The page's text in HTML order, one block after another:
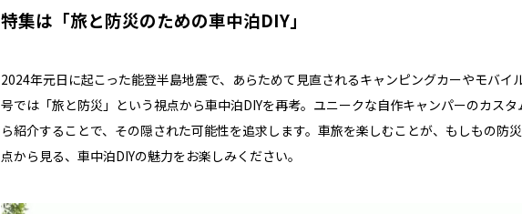
特集は「旅と防災のための車中泊DIY」
2024年元日に起こった能登半島地震で、あらためて見直されるキャンピングカーやモバイ
号では「旅と防災」という視点から車中泊DIYを再考。ユニークな自作キャンパーのカス
ら紹介することで、その隠された可能性を追求します。車旅を楽しむことが、もしもの防
点から見る、車中泊DIYの魅力をお楽しみください。